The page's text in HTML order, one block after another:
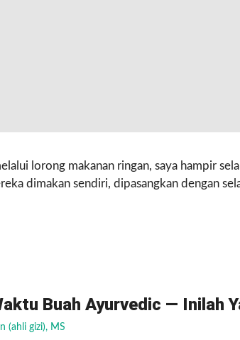
lorong makanan ringan, saya hampir
dimakan sendiri, dipasangkan dengan
Buah Ayurvedic — Inilah
(ahli gizi), MS